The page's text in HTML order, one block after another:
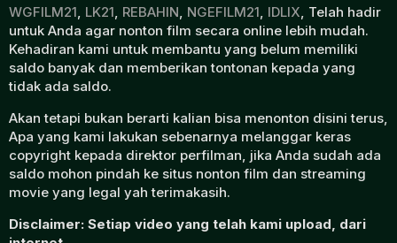
WGFILM21, LK21, REBAHIN, NGEFILM21, IDLIX, Telah hadir
untuk Anda agar nonton film secara online lebih mudah.
Kehadiran kami untuk membantu yang belum memiliki
saldo banyak dan memberikan tontonan kepada yang
tidak ada saldo.
Akan tetapi bukan berarti kalian bisa menonton disini terus,
Apa yang kami lakukan sebenarnya melanggar keras
copyright kepada direktor perfilman, jika Anda sudah ada
saldo mohon pindah ke situs nonton film dan streaming
movie yang legal yah terimakasih.
Disclaimer: Setiap video yang telah kami upload, dari